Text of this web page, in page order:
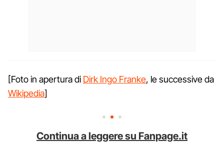
[Foto in apertura di Dirk Ingo Franke, le successive da
Wikipedia]
Continua a leggere su Fanpage.it